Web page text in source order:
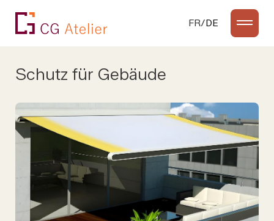
Zum Inhalt springen FR DE
Haustüren
Garagentore
Schutz für Gebäude